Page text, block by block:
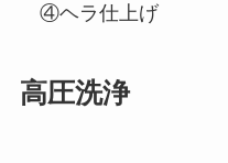
④ヘラ仕上げ
高圧洗浄